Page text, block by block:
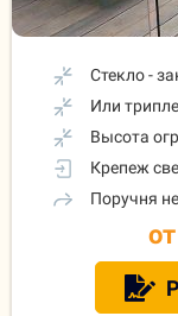
Стекло -
Или
Высота
Крепеж
Поручня